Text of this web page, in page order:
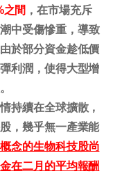
之間 ，在市場充斥
中受傷慘重，導致
於部分資金趁低價
利潤，使得大型增
持續在全球擴散，
，幾乎無一產業能
念的生物科技股尚
在二月的平均報酬